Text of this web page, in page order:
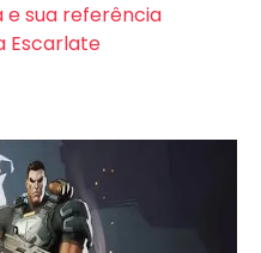
e sua referência
Escarlate